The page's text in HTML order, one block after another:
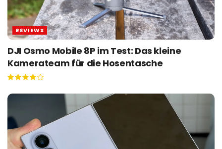
REVIEWS
DJI Osmo Mobile 8P im Test: Das kleine
Kamerateam für die Hosentasche